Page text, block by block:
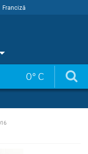
Franciză
0° C